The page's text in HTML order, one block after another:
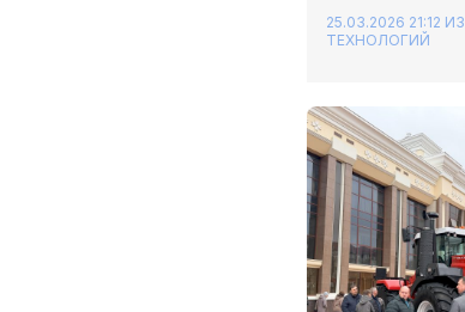
25.03.2026 21:12
ТЕХНОЛОГИЙ